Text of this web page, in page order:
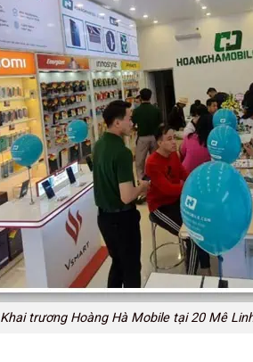
Khai trương Hoàng Hà Mobile tại 20 Mê